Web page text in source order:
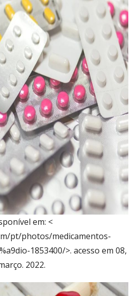
em: <
pt/photos/medicamentos-
1853400/>. acesso em 08,
2022.